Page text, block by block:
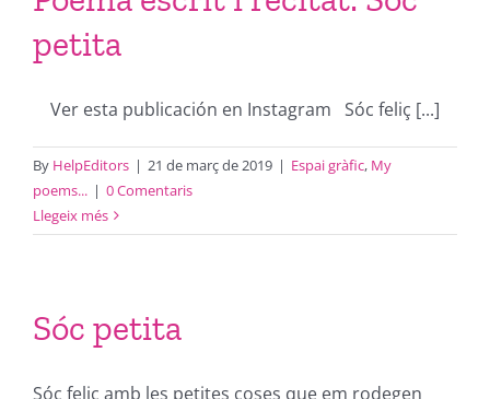
petita
Ver esta publicación en Instagram Sóc feliç [...]
By HelpEditors | 21 de març de 2019 | Espai gràfic, My
poems... | 0 Comentaris
Llegeix més
Sóc petita
Sóc feliç amb les petites coses que em rodegen